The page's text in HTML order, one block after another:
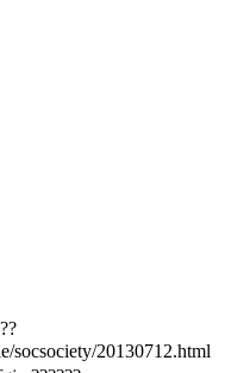
socsociety/20130712.html